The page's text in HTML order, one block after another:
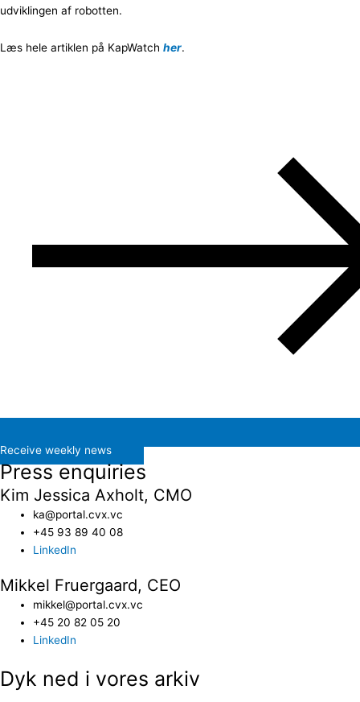
udviklingen af robotten.
Læs hele artiklen på KapWatch her.
Receive weekly news
Press enquiries
Kim Jessica Axholt, CMO
ka@portal.cvx.vc​
+45 93 89 40 08
LinkedIn
Mikkel Fruergaard, CEO
mikkel@portal.cvx.vc
+45 20 82 05 20
LinkedIn
Dyk ned i vores arkiv